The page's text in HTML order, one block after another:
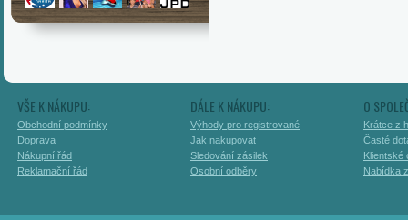
VŠE K NÁKUPU:
Obchodní podmínky
Doprava
Nákupní řád
Reklamační řád
DÁLE K NÁKUPU:
Výhody pro registrované
Jak nakupovat
Sledování zásilek
Osobní odběry
O
Krátce z
Časté
Klientské
Nabídka